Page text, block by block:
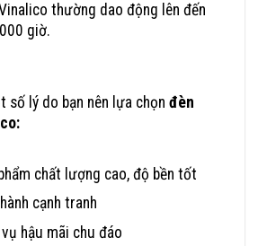
thường dao động lên đến
giờ.
số lý do bạn nên lựa chọn đèn
chất lượng cao, độ bền tốt
cạnh tranh
hậu mãi chu đáo